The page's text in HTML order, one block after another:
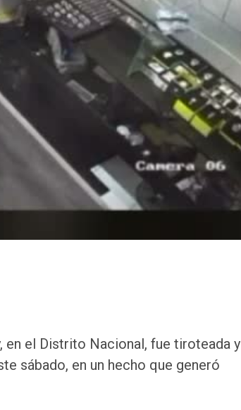
en el Distrito Nacional, fue tiroteada y
sábado, en un hecho que generó